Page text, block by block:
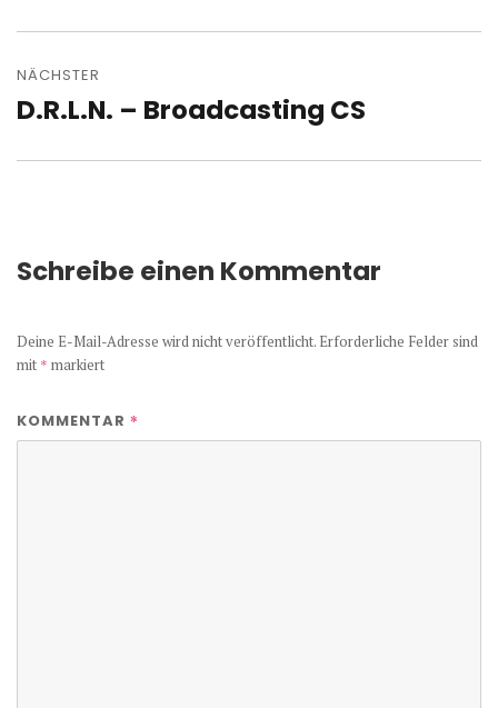
NÄCHSTER
Nächster
D.R.L.N. – Broadcasting CS
Schreibe einen Kommentar
Deine E-Mail-Adresse wird nicht veröffentlicht. Erforderliche Felder sind
mit * markiert
KOMMENTAR *